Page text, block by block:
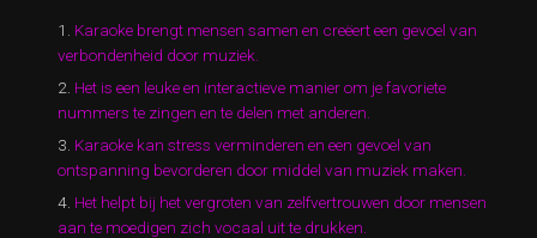
Karaoke brengt mensen samen en creëert een gevoel van
verbondenheid door muziek.
Het is een leuke en interactieve manier om je favoriete
nummers te zingen en te delen met anderen.
Karaoke kan stress verminderen en een gevoel van
ontspanning bevorderen door middel van muziek maken.
Het helpt bij het vergroten van zelfvertrouwen door mensen
aan te moedigen zich vocaal uit te drukken.